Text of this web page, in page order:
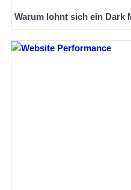
Warum lohnt sich ein Dark